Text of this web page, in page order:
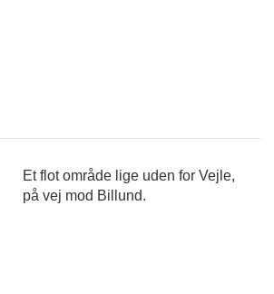
Et flot område lige uden for Vejle,
på vej mod Billund.